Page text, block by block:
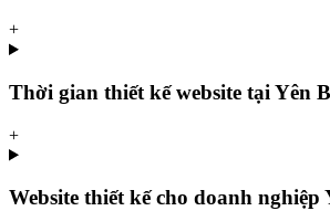
+
Thời gian thiết kế website tại Yên
+
Website thiết kế cho doanh nghiệp